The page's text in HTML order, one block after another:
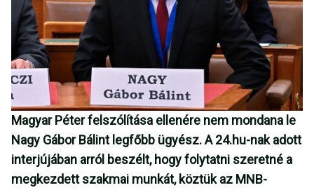
Magyar Péter felszólítása ellenére nem mondana le
Nagy Gábor Bálint legfőbb ügyész. A 24.hu-nak adott
interjújában arról beszélt, hogy folytatni szeretné a
megkezdett szakmai munkát, köztük az MNB-